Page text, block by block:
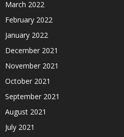
March 2022
February 2022
January 2022
December 2021
November 2021
October 2021
September 2021
August 2021
July 2021